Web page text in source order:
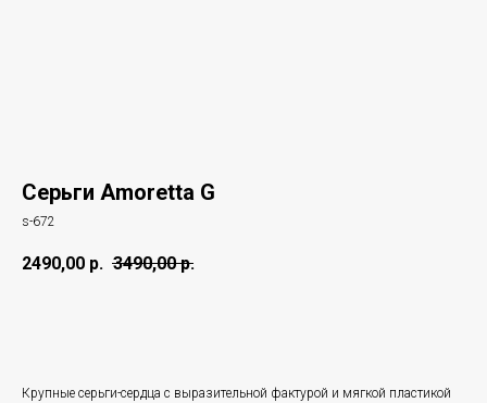
Серьги Amoretta G
s-672
2490,00 р. 3490,00 р.
Крупные серьги-сердца с выразительной фактурой и мягкой пластикой